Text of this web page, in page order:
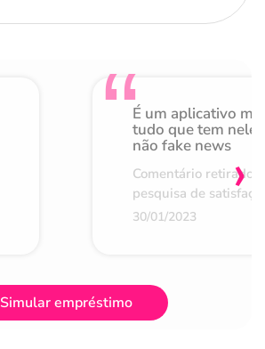
É um aplicativo
tudo que tem nele
não fake news
Comentário retirado
pesquisa de
30/01/2023
›
Simular empréstimo